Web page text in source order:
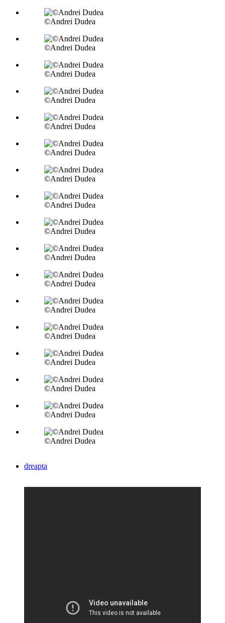
©Andrei Dudea
©Andrei Dudea
©Andrei Dudea
©Andrei Dudea
©Andrei Dudea
©Andrei Dudea
©Andrei Dudea
©Andrei Dudea
©Andrei Dudea
©Andrei Dudea
©Andrei Dudea
©Andrei Dudea
©Andrei Dudea
©Andrei Dudea
©Andrei Dudea
©Andrei Dudea
©Andrei Dudea
dreapta